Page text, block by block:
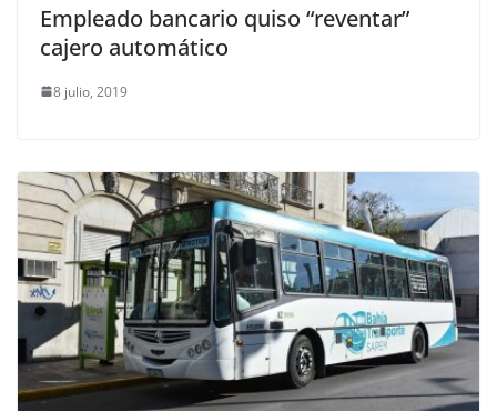
Empleado bancario quiso “reventar”
cajero automático
8 julio, 2019